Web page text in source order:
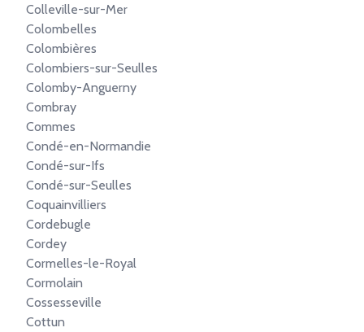
Colleville-sur-Mer
Colombelles
Colombières
Colombiers-sur-Seulles
Colomby-Anguerny
Combray
Commes
Condé-en-Normandie
Condé-sur-Ifs
Condé-sur-Seulles
Coquainvilliers
Cordebugle
Cordey
Cormelles-le-Royal
Cormolain
Cossesseville
Cottun